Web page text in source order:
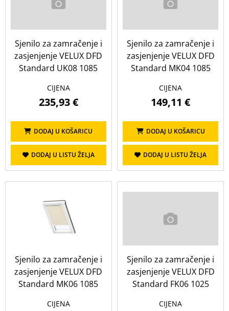
Sjenilo za zamračenje i
zasjenjenje VELUX DFD
Standard UK08 1085
CIJENA
235,93 €
DODAJ U KOŠARICU
DODAJ U LISTU ŽELJA
Sjenilo za zamračenje i
zasjenjenje VELUX DFD
Standard MK04 1085
CIJENA
149,11 €
DODAJ U KOŠARICU
DODAJ U LISTU ŽELJA
Sjenilo za zamračenje i
zasjenjenje VELUX DFD
Standard MK06 1085
CIJENA
Sjenilo za zamračenje i
zasjenjenje VELUX DFD
Standard FK06 1025
CIJENA